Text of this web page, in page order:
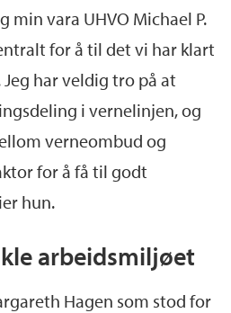
vara UHVO Michael P.
for å til det vi har klart
har veldig tro på at
i vernelinjen, og
verneombud og
for å få til godt
hun.
arbeidsmiljøet
Hagen som stod for